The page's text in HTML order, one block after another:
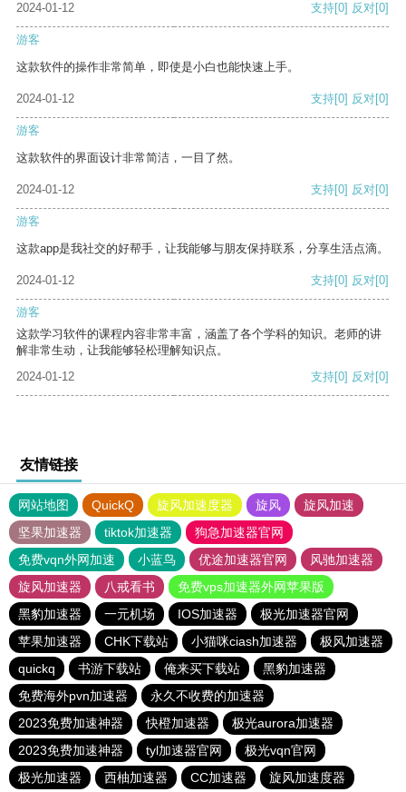
2024-01-12 支持[0] 反对[0]
游客
这款软件的操作非常简单，即使是小白也能快速上手。
2024-01-12 支持[0] 反对[0]
游客
这款软件的界面设计非常简洁，一目了然。
2024-01-12 支持[0] 反对[0]
游客
这款app是我社交的好帮手，让我能够与朋友保持联系，分享生活点滴。
2024-01-12 支持[0] 反对[0]
游客
这款学习软件的课程内容非常丰富，涵盖了各个学科的知识。老师的讲
解非常生动，让我能够轻松理解知识点。
2024-01-12
支持[0] 反对[0]
友情链接
网站地图 QuickQ 旋风加速度器 旋风
旋风加速
坚果加速器
tiktok加速器
狗急加速器官网
免费vqn外网加速
小蓝鸟 优途加速器官网
风驰加速器
旋风加速器
八戒看书
免费vps加速器外网苹果版
黑豹加速器
一元机场 IOS加速器
极光加速器官网
苹果加速器
CHK下载站 小猫咪ciash加速器
极风加速器
quickq
书游下载站 俺来买下载站
黑豹加速器
免费海外pvn加速器
永久不收费的加速器
2023免费加速神器
快橙加速器
极光aurora加速器
2023免费加速神器
tyl加速器官网
极光vqn官网
极光加速器
西柚加速器 CC加速器 旋风加速度器